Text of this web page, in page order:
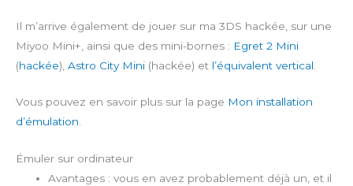
Il m’arrive également de jouer sur ma 3DS hackée, sur une
Miyoo Mini+, ainsi que des mini-bornes : Egret 2 Mini
(hackée), Astro City Mini (hackée) et l’équivalent vertical
Vous pouvez en savoir plus sur la page Mon installation
d’émulation.
Émuler sur ordinateur
Avantages : vous en avez probablement déjà un, et il